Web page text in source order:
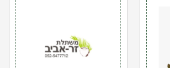
של
גדר
מוכנה
דודונאה
דנה